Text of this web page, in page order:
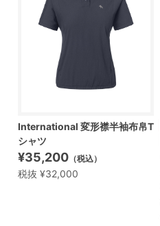
International 変形襟半袖布帛T
シャツ
¥35,200 （税込）
税抜 ¥32,000